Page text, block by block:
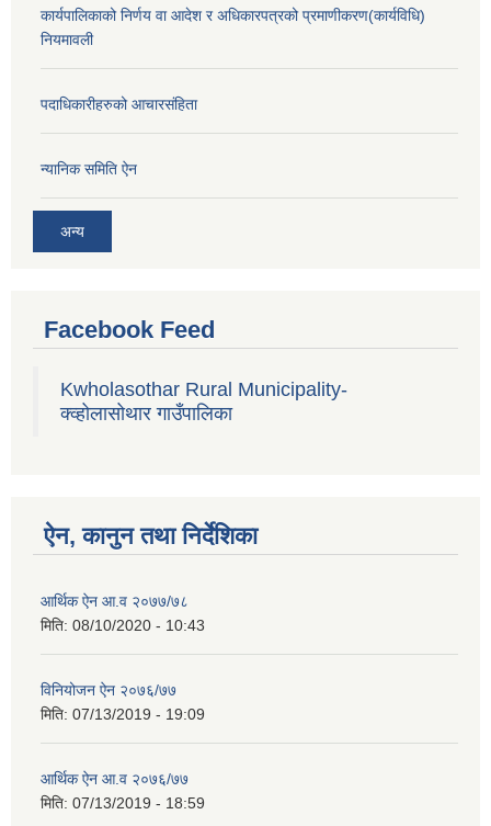
कार्यपालिकाको निर्णय वा आदेश र अधिकारपत्रको प्रमाणीकरण(कार्यविधि)
नियमावली
पदाधिकारीहरुको आचारसंहिता
न्यानिक समिति ऐन
अन्य
Facebook Feed
Kwholasothar Rural Municipality-
क्व्होलासोथार गाउँपालिका
ऐन, कानुन तथा निर्देशिका
आर्थिक ऐन आ.व २०७७/७८
मिति: 08/10/2020 - 10:43
विनियोजन ऐन २०७६/७७
मिति: 07/13/2019 - 19:09
आर्थिक ऐन आ.व २०७६/७७
मिति: 07/13/2019 - 18:59